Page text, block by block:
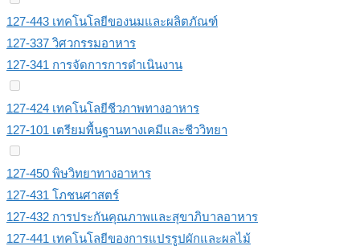
127-443 เทคโนโลยีของนมและผลิตภัณฑ์
127-337 วิศวกรรมอาหาร
127-341 การจัดการการดําเนินงาน
127-424 เทคโนโลยีชีวภาพทางอาหาร
127-101 เตรียมพื้นฐานทางเคมีและชีววิทยา
127-450 พิษวิทยาทางอาหาร
127-431 โภชนศาสตร์
127-432 การประกันคุณภาพและสุขาภิบาลอาหาร
127-441 เทคโนโลยีของการแปรรูปผักและผลไม้